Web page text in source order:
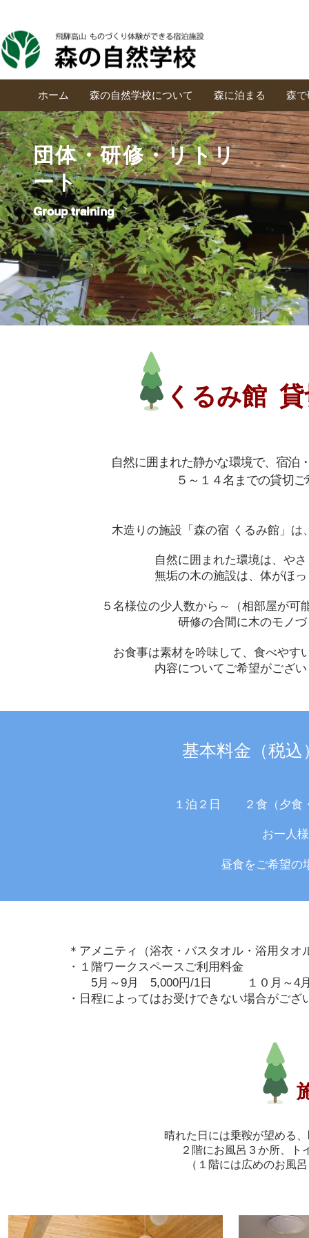
ホーム 森の自然学校について 森に泊まる 森
団体・研修・リトリ
ート
Group training
くるみ館
自然に囲まれた静かな環境で、宿泊
５～１４名までの貸切
木造りの施設「森の宿 くるみ館」は
自然に囲まれた環境は、や
無垢の木の施設は、 体がほ
５名様位の少人数から～（相部屋が
研修の合間に木のモノ
お食事は素材を吟味して、食べやす
内容についてご希望がござ
＊アメニティ（浴衣・バスタオル・浴用タオ
・１階ワークスペースご利用料金
5月～9月 5,000円/1日 １０月～4月
・日程によってはお受けできない場合がご
基本料金（税
１泊２日 ２食（夕食
お一人
昼食をご希望
晴れた日には乗鞍が望める
２階にお風呂３か所、ト
（１階には広めのお風